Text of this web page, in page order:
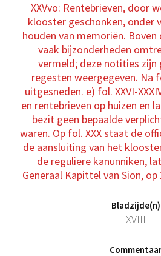
XXVvo: Rentebrieven, door
klooster geschonken, onder
houden van memoriën.
vaak bijzonderheden
vermeld; deze notities zijn
regesten weergegeven. Na
uitgesneden. e) fol. XXVI-
en rentebrieven op huizen en
bezit geen bepaalde
waren. Op fol. XXX staat de
de aansluiting van het
de reguliere kanunniken,
Generaal Kapittel van Sion,
Bladzijde(n)
XVIII